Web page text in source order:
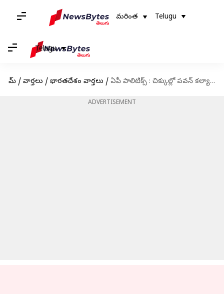
మరింత Telugu
Telugu
హోమ్ / వార్తలు / భారతదేశం వార్తలు / ఏపీ పాలిటిక్స్ : చిక్కుల్లో పవన్ కల్యాణ్.. జనసేనానిపై పలు కేసులు నమోదు
ADVERTISEMENT